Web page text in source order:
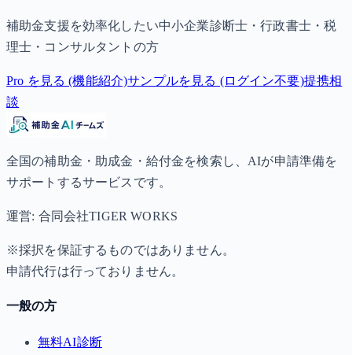
補助金支援を効率化したい中小企業診断士・行政書士・税
理士・コンサルタントの方
Pro を見る (機能紹介)サンプルを見る (ログイン不要)提携相
談
全国の補助金・助成金・給付金を検索し、AIが申請準備を
サポートするサービスです。
運営: 合同会社TIGER WORKS
※採択を保証するものではありません。
申請代行は行っておりません。
一般の方
無料AI診断